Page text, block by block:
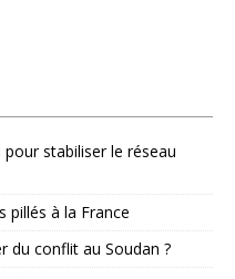
stabiliser le réseau
pillés à la France
du conflit au Soudan ?